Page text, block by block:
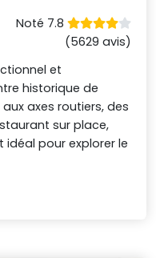
Noté 7.8
(5629 avis)
et
historique de
axes routiers, des
sur place,
pour explorer le